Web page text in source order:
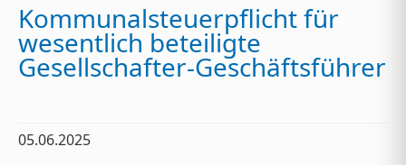
Kommunalsteuerpflicht für
wesentlich beteiligte
Gesellschafter-Geschäftsführer
05.06.2025